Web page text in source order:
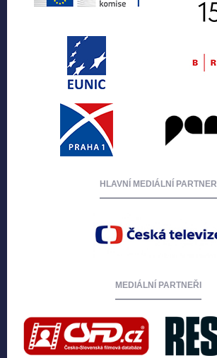
HLAVNÍ MEDIÁLNÍ PARTNER
MEDIÁLNÍ PARTNEŘI